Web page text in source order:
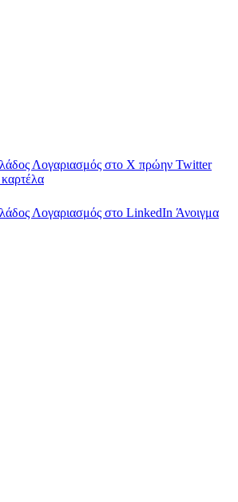
Λογαριασμός στο X πρώην Twitter
Λογαριασμός στο LinkedIn Άνοιγμα